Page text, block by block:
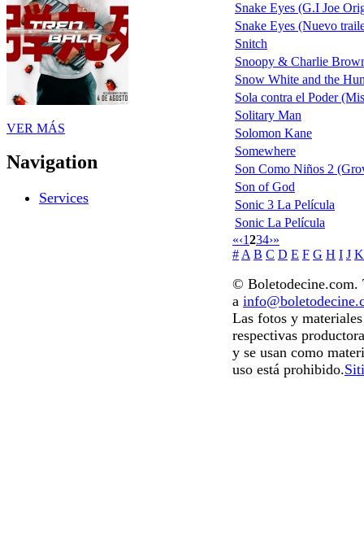
VER MÁS
Navigation
Services
Snake Eyes (G.I Joe
Snake Eyes (Nuevo
Snitch
Snoopy & Charlie
Snow White and the
Sola contra el Poder
Solitary Man
Solomon Kane
Somewhere
Son Como Niños 2
Son of God
Sonic 3 La Película
Sonic La Película
«‹1234›»
# A B C D E F G H I J K
© Boletodecine.com.
a
Las fotos y
respectivas
y se usan como
uso está prohibido.